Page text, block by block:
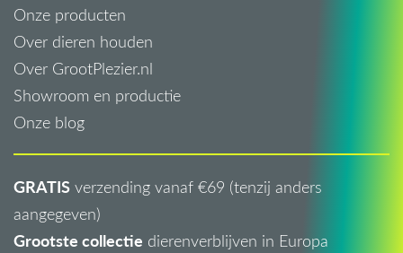
Onze producten
Over dieren houden
Over GrootPlezier.nl
Showroom en productie
Onze blog
GRATIS verzending vanaf €69 (tenzij anders
aangegeven)
Grootste collectie dierenverblijven in Europa